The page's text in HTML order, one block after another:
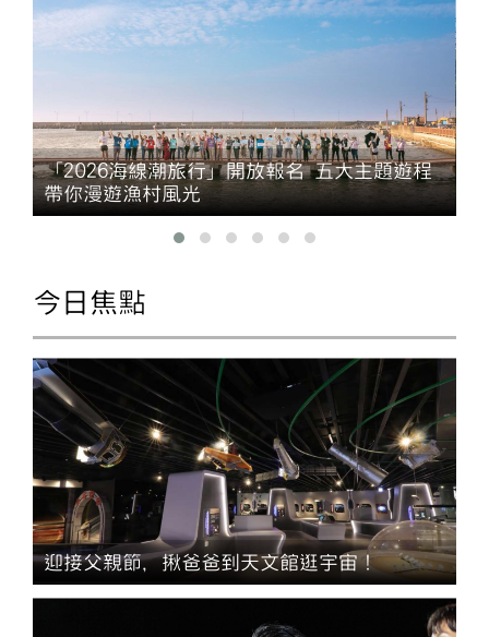
「2026海線潮旅行」開放報名 五大主題遊程
帶你漫遊漁村風光
今日焦點
迎接父親節，揪爸爸到天文館逛宇宙！